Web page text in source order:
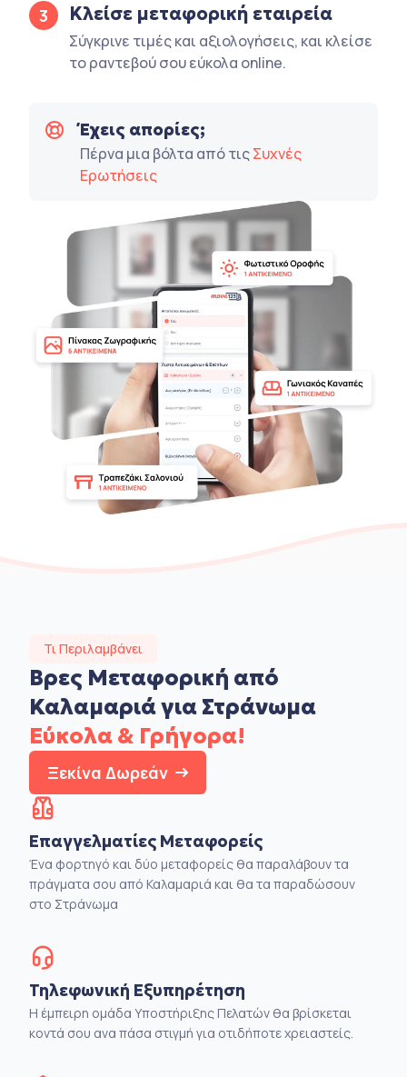
3 Κλείσε μεταφορική εταιρεία
Σύγκρινε τιμές και αξιολογήσεις, και κλείσε
το ραντεβού σου εύκολα online.
Έχεις απορίες;
Πέρνα μια βόλτα από τιςΣυχνές
Ερωτήσεις
Τι Περιλαμβάνει
Βρες Μεταφορική από
Καλαμαριά για Στράνωμα
Εύκολα & Γρήγορα!
Ξεκίνα Δωρεάν
Επαγγελματίες Μεταφορείς
Ένα φορτηγό και δύο μεταφορείς θα παραλάβουν τα
πράγματα σου από Καλαμαριά και θα τα παραδώσουν
στο Στράνωμα
Τηλεφωνική Εξυπηρέτηση
Η έμπειρη ομάδα Υποστήριξης Πελατών θα βρίσκεται
κοντά σου ανα πάσα στιγμή για οτιδήποτε χρειαστείς.